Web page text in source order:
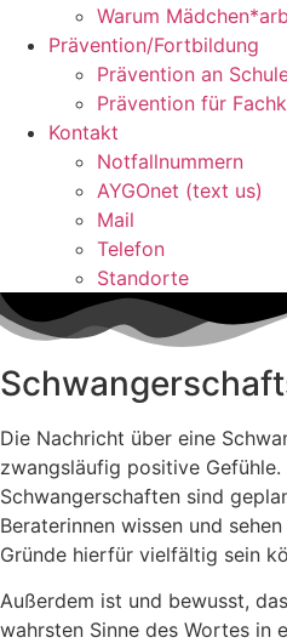
Warum
Prävention/Fortbildung
Prävention an
Prävention für
Kontakt
Notfallnummern
AYGOnet (text us)
Mail
Telefon
Standorte
Die Nachricht über eine
zwangsläufig positive
Schwangerschaften sind
Beraterinnen wissen und
Gründe hierfür vielfältig sein
Außerdem ist und bewusst,
wahrsten Sinne des Wortes in